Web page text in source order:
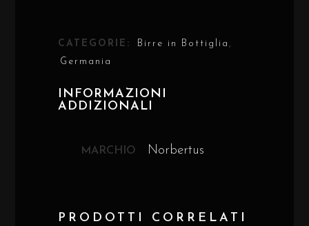
CATEGORIE: Birre in Bottiglia ,
Germania
INFORMAZIONI
ADDIZIONALI
MARCHIO Norbertus
PRODOTTI CORRELATI